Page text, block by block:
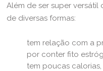
Além de ser super
de diversas formas:
tem relação com a
por conter fito
tem poucas